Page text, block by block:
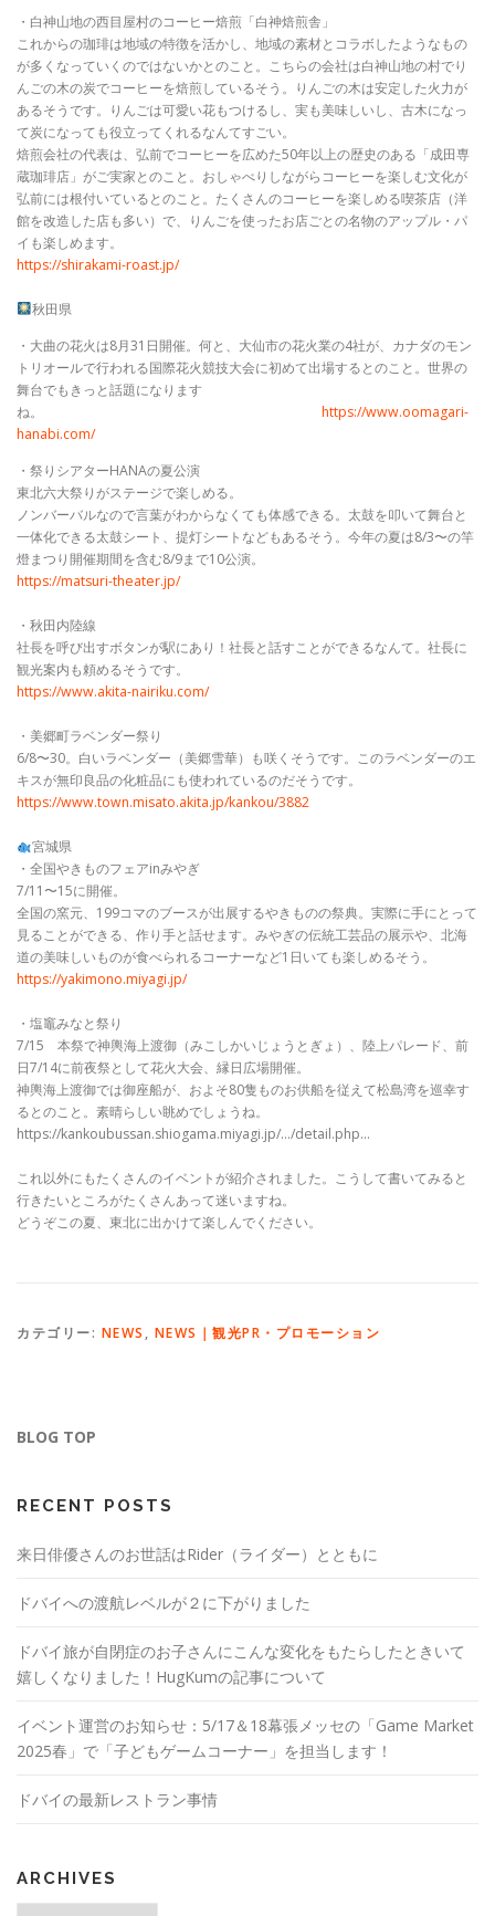
・白神山地の西目屋村のコーヒー焙煎「白神焙煎舎」
これからの珈琲は地域の特徴を活かし、地域の素材とコラボしたようなもの
が多くなっていくのではないかとのこと。こちらの会社は白神山地の村でり
んごの木の炭でコーヒーを焙煎しているそう。りんごの木は安定した火力が
あるそうです。りんごは可愛い花もつけるし、実も美味しいし、古木になっ
て炭になっても役立ってくれるなんてすごい。
焙煎会社の代表は、弘前でコーヒーを広めた50年以上の歴史のある「成田専
蔵珈琲店」がご実家とのこと。おしゃべりしながらコーヒーを楽しむ文化が
弘前には根付いているとのこと。たくさんのコーヒーを楽しめる喫茶店（洋
館を改造した店も多い）で、りんごを使ったお店ごとの名物のアップル・パ
イも楽しめます。
https://shirakami-roast.jp/
秋田県
・大曲の花火は8月31日開催。何と、大仙市の花火業の4社が、カナダのモン
トリオールで行われる国際花火競技大会に初めて出場するとのこと。世界の
舞台でもきっと話題になります
ね。 https://www.oomagari-
hanabi.com/
・祭りシアターHANAの夏公演
東北六大祭りがステージで楽しめる。
ノンバーバルなので言葉がわからなくても体感できる。太鼓を叩いて舞台と
一体化できる太鼓シート、提灯シートなどもあるそう。今年の夏は8/3〜の竿
燈まつり開催期間を含む8/9まで10公演。
https://matsuri-theater.jp/
・秋田内陸線
社長を呼び出すボタンが駅にあり！社長と話すことができるなんて。社長に
観光案内も頼めるそうです。
https://www.akita-nairiku.com/
・美郷町ラベンダー祭り
6/8〜30。白いラベンダー（美郷雪華）も咲くそうです。このラベンダーのエ
キスが無印良品の化粧品にも使われているのだそうです。
https://www.town.misato.akita.jp/kankou/3882
宮城県
・全国やきものフェアinみやぎ
7/11〜15に開催。
全国の窯元、199コマのブースが出展するやきものの祭典。実際に手にとって
見ることができる、作り手と話せます。みやぎの伝統工芸品の展示や、北海
道の美味しいものが食べられるコーナーなど1日いても楽しめるそう。
https://yakimono.miyagi.jp/
・塩竈みなと祭り
7/15 本祭で神輿海上渡御（みこしかいじょうとぎょ）、陸上パレード、前
日7/14に前夜祭として花火大会、縁日広場開催。
神輿海上渡御では御座船が、およそ80隻ものお供船を従えて松島湾を巡幸す
るとのこと。素晴らしい眺めでしょうね。
https://kankoubussan.shiogama.miyagi.jp/…/detail.php…
これ以外にもたくさんのイベントが紹介されました。こうして書いてみると
行きたいところがたくさんあって迷いますね。
どうぞこの夏、東北に出かけて楽しんでください。
カテゴリー: NEWS , NEWS｜観光PR・プロモーション
BLOG TOP
RECENT POSTS
来日俳優さんのお世話はRider（ライダー）とともに
ドバイへの渡航レベルが２に下がりました
ドバイ旅が自閉症のお子さんにこんな変化をもたらしたときいて
嬉しくなりました！HugKumの記事について
イベント運営のお知らせ：5/17＆18幕張メッセの「Game Market
2025春」で「子どもゲームコーナー」を担当します！
ドバイの最新レストラン事情
ARCHIVES